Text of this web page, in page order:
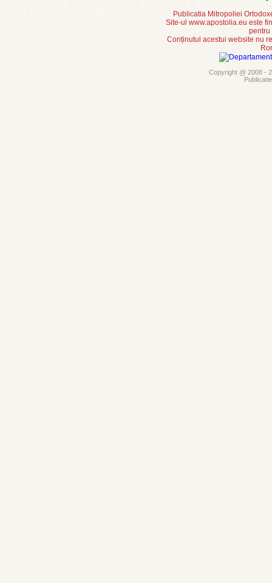
Publicatia Mitropoliei
Site-ul www.apostolia.eu este
pentru
Conținutul acestui website nu
Copyright @ 2008 -